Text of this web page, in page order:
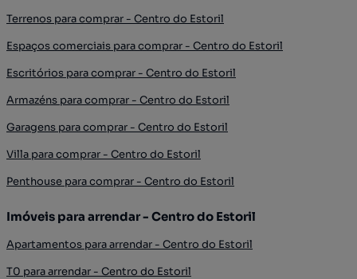
Terrenos para comprar - Centro do Estoril
Espaços comerciais para comprar - Centro do Estoril
Escritórios para comprar - Centro do Estoril
Armazéns para comprar - Centro do Estoril
Garagens para comprar - Centro do Estoril
Villa para comprar - Centro do Estoril
Penthouse para comprar - Centro do Estoril
Imóveis para arrendar - Centro do Estoril
Apartamentos para arrendar - Centro do Estoril
T0 para arrendar - Centro do Estoril